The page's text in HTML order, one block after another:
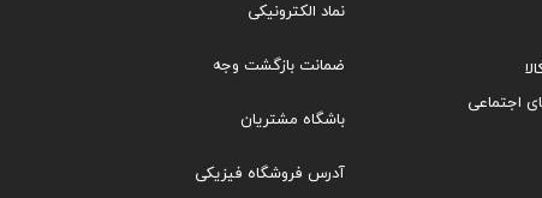
نماد الکترونیکی
ضمانت بازگشت وجه
باشگاه مشتریان
آدرس فروشگاه فیزیکی
اجتماعی